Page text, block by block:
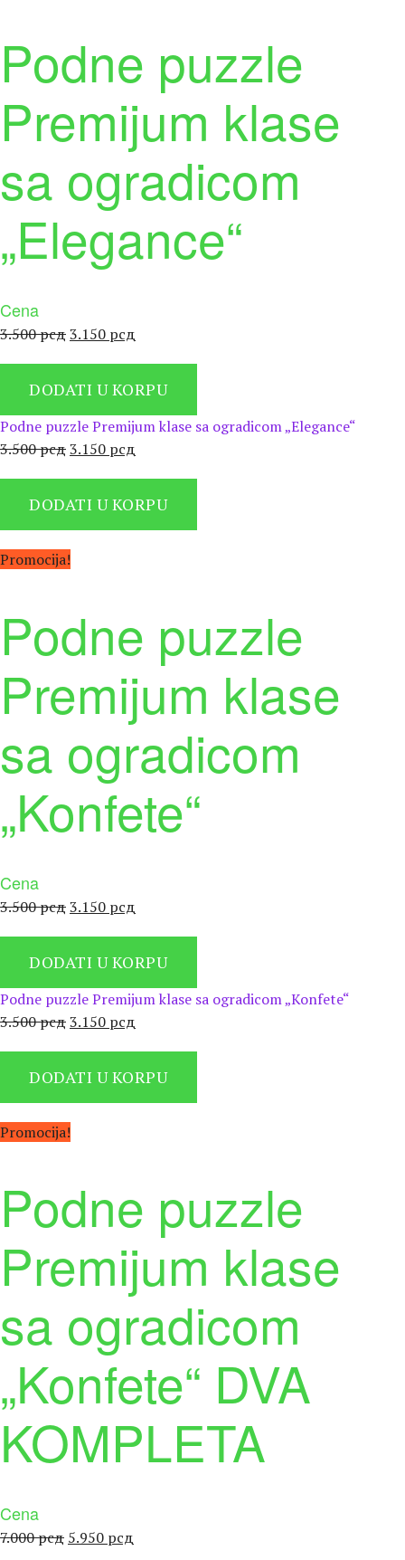
Podne puzzle
Premijum klase
sa ogradicom
„Elegance“
Cena
3.500рсдОригинална
била:
3.500 рсд.
3.150 рсд
3.150 рсд.
DODATI U KORPU
Podne puzzle Premijum klase sa ogradicom „Elegance“
3.500рсдОригинална
била:
3.150 рсд
3.150 рсд.
DODATI U KORPU
Promocija!
Podne puzzle
Premijum klase
sa ogradicom
„Konfete“
Cena
3.500рсдОригинална
била:
3.500 рсд.
3.150 рсд
3.150 рсд.
DODATI U KORPU
Podne puzzle Premijum klase sa ogradicom „Konfete“
3.500рсдОригинална
била:
3.150 рсд
3.150 рсд.
DODATI U KORPU
Promocija!
Podne puzzle
Premijum klase
sa ogradicom
„Konfete“ DVA
KOMPLETA
Cena
7.000рсд Оригинална
5.950 рсд